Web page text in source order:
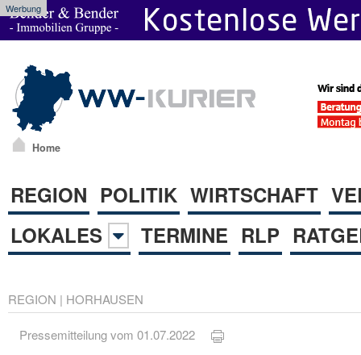
Werbung
Home
REGION POLITIK WIRTSCHAFT
LOKALES
TERMINE RLP
REGION | HORHAUSEN
Pressemitteilung vom 01.07.2022